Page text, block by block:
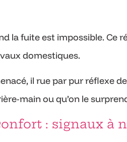
la fuite est impossible. Ce
domestiques.
il rue par pur réflexe
main ou qu’on le
: signaux à